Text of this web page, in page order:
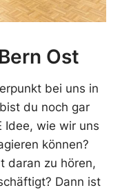
Ost
bei uns in
du noch gar
Idee, wie wir uns
können?
daran zu hören,
Dann ist